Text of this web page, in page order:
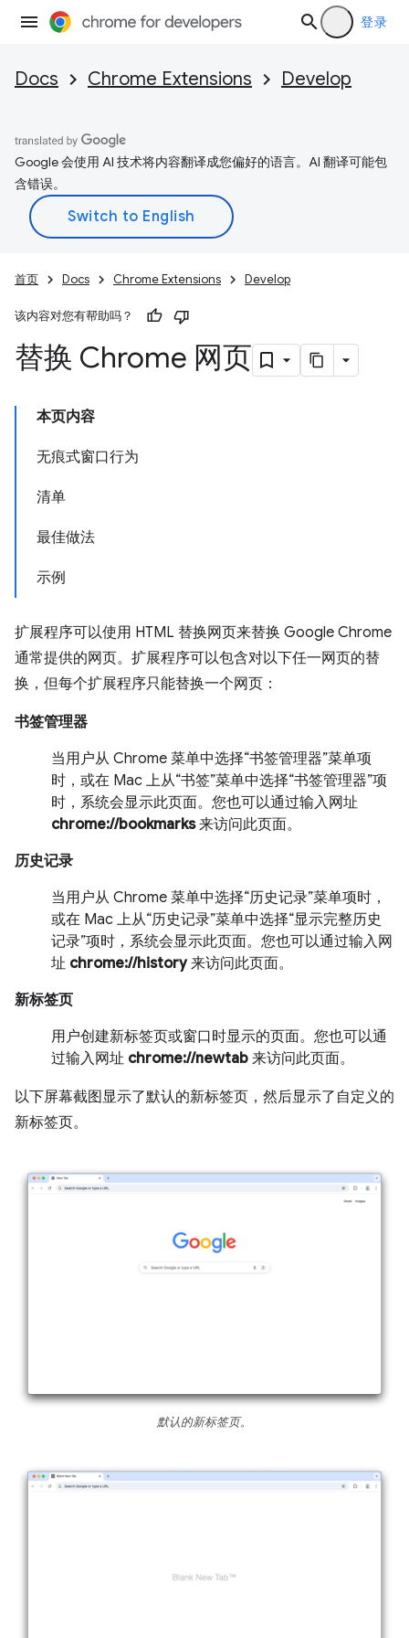
登录
Docs Chrome Extensions Develop
Google 会使用 AI 技术将内容翻译成您偏好的语言。AI 翻译可能包
含错误。
首页 Docs Chrome Extensions Develop
该内容对您有帮助吗？
替换 Chrome 网页
本页内容
无痕式窗口行为
清单
最佳做法
示例
扩展程序可以使用 HTML 替换网页来替换 Google Chrome
通常提供的网页。扩展程序可以包含对以下任一网页的替
换，但每个扩展程序只能替换一个网页：
书签管理器
当用户从 Chrome 菜单中选择“书签管理器”菜单项
时，或在 Mac 上从“书签”菜单中选择“书签管理器”项
时，系统会显示此页面。您也可以通过输入网址
chrome://bookmarks来访问此页面。
历史记录
当用户从 Chrome 菜单中选择“历史记录”菜单项时，
或在 Mac 上从“历史记录”菜单中选择“显示完整历史
记录”项时，系统会显示此页面。您也可以通过输入网
址 chrome://history来访问此页面。
新标签页
用户创建新标签页或窗口时显示的页面。您也可以通
过输入网址 chrome://newtab 来访问此页面。
以下屏幕截图显示了默认的新标签页，然后显示了自定义的
新标签页。
默认的新标签页。